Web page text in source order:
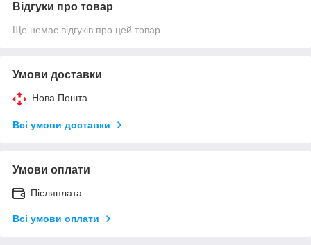
Відгуки про товар
Ще немає відгуків про цей товар
Умови доставки
Нова Пошта
Всі умови доставки
Умови оплати
Післяплата
Всі умови оплати